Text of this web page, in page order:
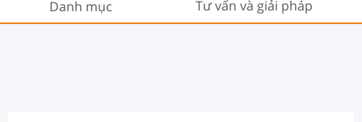
Danh mục Tư vấn và giải pháp